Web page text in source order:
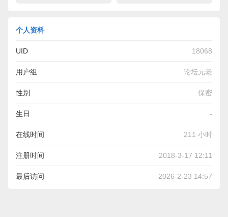
个人资料
UID 18068
用户组 论坛元老
性别 保密
生日 -
在线时间 211 小时
注册时间 2018-3-17 12:11
最后访问 2026-2-23 14:57